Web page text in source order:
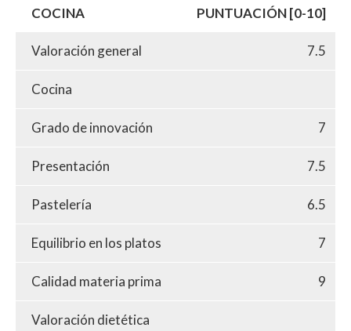
COCINA PUNTUACIÓN [0-10]
Valoración general 7.5
Cocina
Grado de innovación 7
Presentación 7.5
Pastelería 6.5
Equilibrio en los platos 7
Calidad materia prima 9
Valoración dietética